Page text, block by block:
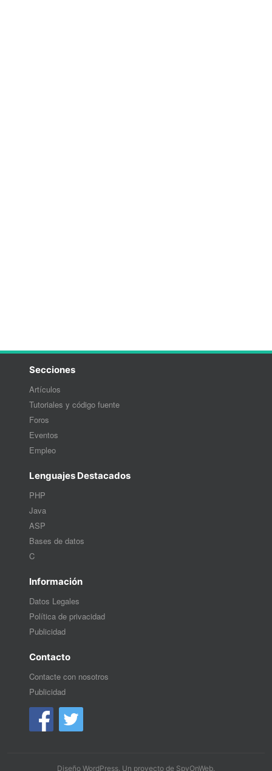
Secciones
Artículos
Tutoriales y código fuente
Foros
Eventos
Empleo
Lenguajes Destacados
PHP
Java
ASP
Bases de datos
C
Información
Datos Legales
Política de privacidad
Publicidad
Contacto
Contacte con nosotros
Publicidad
Diseño WordPress. Un proyecto de SpyOnWeb.